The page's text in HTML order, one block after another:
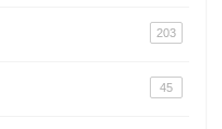
203
45